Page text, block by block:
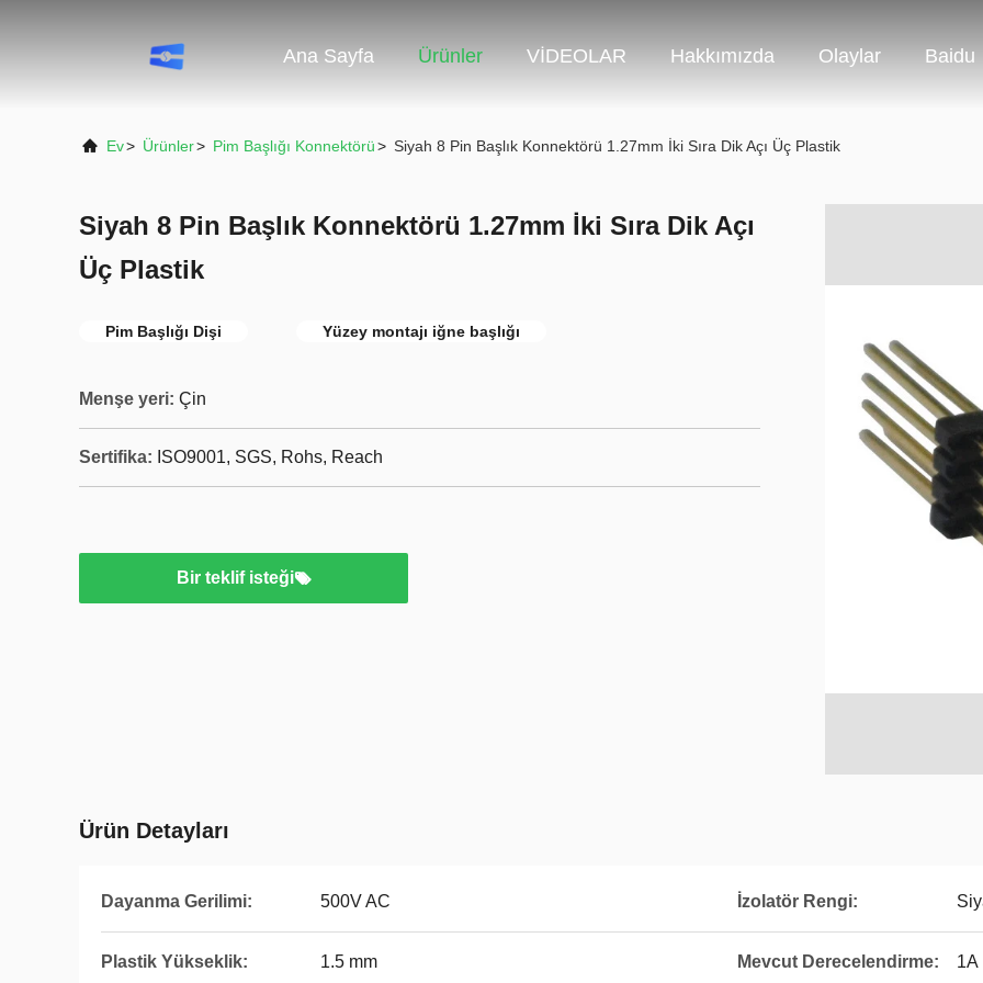
Ana Sayfa Ürünler VİDEOLAR Hakkımızda Olaylar Baidu
Ev> Ürünler> Pim Başlığı Konnektörü> Siyah 8 Pin Başlık Konnektörü 1.27mm İki Sıra Dik Açı Üç Plastik
Siyah 8 Pin Başlık Konnektörü 1.27mm İki Sıra Dik Açı
Üç Plastik
Pim Başlığı Dişi Yüzey montajı iğne başlığı
Menşe yeri: Çin
Sertifika: ISO9001, SGS, Rohs, Reach
Bir teklif isteği
Ürün Detayları
Dayanma Gerilimi: 500V AC İzolatör Rengi:
Plastik Yükseklik: 1.5 mm Mevcut Derecelendirme: 1A